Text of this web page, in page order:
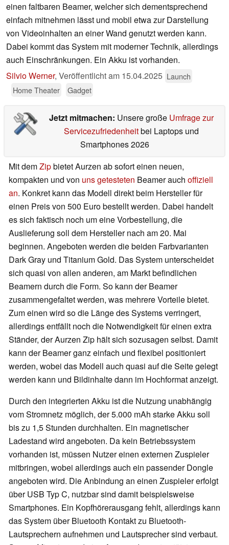
einen faltbaren Beamer, welcher sich dementsprechend
einfach mitnehmen lässt und mobil etwa zur Darstellung
von Videoinhalten an einer Wand genutzt werden kann.
Dabei kommt das System mit moderner Technik, allerdings
auch Einschränkungen. Ein Akku ist vorhanden.
Silvio Werner, Veröffentlicht am 15.04.2025 Launch
Home Theater
Gadget
Jetzt mitmachen: Unsere große Umfrage zur
Servicezufriedenheitbei Laptops und
Smartphones 2026
Mit demZipbietet Aurzen ab sofort einen neuen,
kompakten und von uns getesteten Beamer auch offiziell
an. Konkret kann das Modell direkt beim Hersteller für
einen Preis von 500 Euro bestellt werden. Dabei handelt
es sich faktisch noch um eine Vorbestellung, die
Auslieferung soll dem Hersteller nach am 20. Mai
beginnen. Angeboten werden die beiden Farbvarianten
Dark Gray und Titanium Gold. Das System unterscheidet
sich quasi von allen anderen, am Markt befindlichen
Beamern durch die Form. So kann der Beamer
zusammengefaltet werden, was mehrere Vorteile bietet.
Zum einen wird so die Länge des Systems verringert,
allerdings entfällt noch die Notwendigkeit für einen extra
Ständer, der Aurzen Zip hält sich sozusagen selbst. Damit
kann der Beamer ganz einfach und flexibel positioniert
werden, wobei das Modell auch quasi auf die Seite gelegt
werden kann und Bildinhalte dann im Hochformat anzeigt.
Durch den integrierten Akku ist die Nutzung unabhängig
vom Stromnetz möglich, der 5.000 mAh starke Akku soll
bis zu 1,5 Stunden durchhalten. Ein magnetischer
Ladestand wird angeboten. Da kein Betriebssystem
vorhanden ist, müssen Nutzer einen externen Zuspieler
mitbringen, wobei allerdings auch ein passender Dongle
angeboten wird. Die Anbindung an einen Zuspieler erfolgt
über USB Typ C, nutzbar sind damit beispielsweise
Smartphones. Ein Kopfhörerausgang fehlt, allerdings kann
das System über Bluetooth Kontakt zu Bluetooth-
Lautsprechern aufnehmen und Lautsprecher sind verbaut.